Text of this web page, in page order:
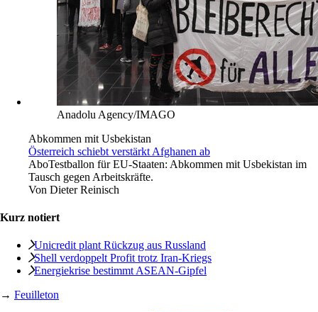
Anadolu Agency/IMAGO
Abkommen mit Usbekistan
Österreich schiebt verstärkt Afghanen ab
AboTestballon für EU-Staaten: Abkommen mit Usbekistan im
Tausch gegen Arbeitskräfte.
Von Dieter Reinisch
Kurz notiert
Unicredit plant Rückzug aus Russland
Shell verdoppelt Profit trotz Iran-Kriegs
Energiekrise bestimmt ASEAN‑Gipfel
→ Feuilleton